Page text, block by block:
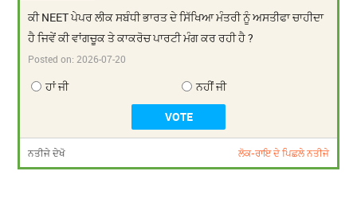
ਕੀ NEET ਪੇਪਰ ਲੀਕ ਸਬੰਧੀ ਭਾਰਤ ਦੇ ਸਿੱਖਿਆ ਮੰਤਰੀ ਨੂੰ ਅਸਤੀਫਾ ਚਾਹੀਦਾ
ਹੈ ਜਿਵੇਂ ਕੀ ਵਾਂਗਚੂਕ ਤੇ ਕਾਕਰੋਚ ਪਾਰਟੀ ਮੰਗ ਕਰ ਰਹੀ ਹੈ ?
Posted on:2026-07-20
ਹਾਂ ਜੀ ਨਹੀਂ ਜੀ
ਨਤੀਜੇ ਦੇਖੋ ਲੋਕ-ਰਾਇ ਦੇ ਪਿਛਲੇ ਨਤੀਜੇ